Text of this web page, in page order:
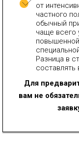
от
частного
обычный
чаще всего
Разница в
составлять
Для
вам не